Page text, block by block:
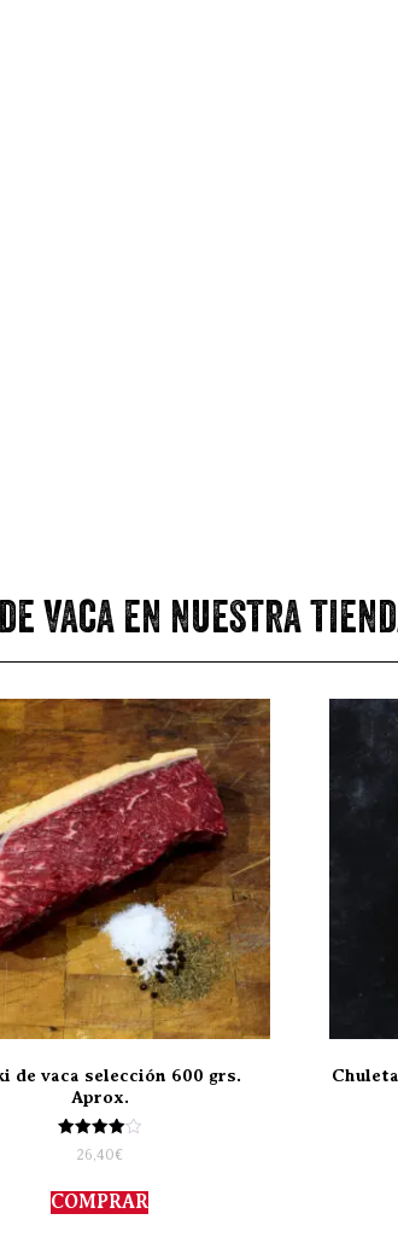
vaca en nuestra
de vaca selección 600 grs.
Aprox.
Valorado
con
de 5
26,40€
COMPRAR